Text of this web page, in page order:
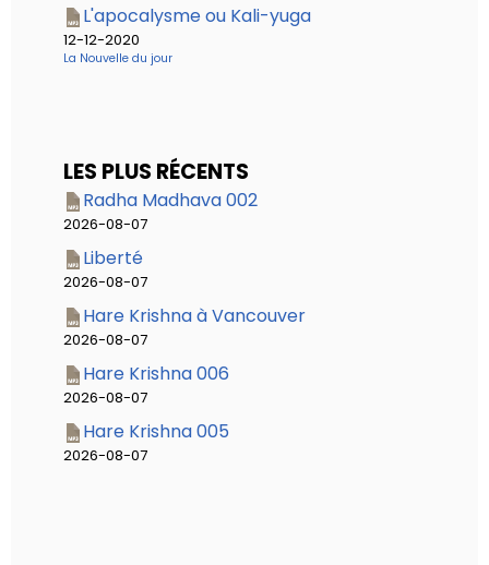
L'apocalysme ou Kali-yuga
12-12-2020
La Nouvelle du jour
LES PLUS RÉCENTS
Radha Madhava 002
2026-08-07
Liberté
2026-08-07
Hare Krishna à Vancouver
2026-08-07
Hare Krishna 006
2026-08-07
Hare Krishna 005
2026-08-07